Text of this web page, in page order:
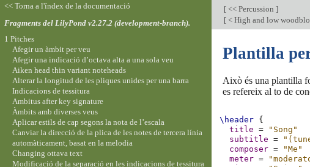
[ << Percussion ]
[ < High and low
Plantilla
Això és una plantilla
es refereix al to de
\header {
title
=
"Song"
subtitle
=
composer =
"Me"
meter =
<< Torna a l'índex de la documentació
Fragments del LilyPond v2.27.2 (development-branch).
1 Pitches
Afegir un àmbit per veu
Afegir una indicació d’octava alta a una sola veu
Aiken head thin variant noteheads
Alterar la longitud de les pliques unides per una barra
Indicacions de tessitura
Ambitus after key signature
Àmbits amb diverses veus
Aplicar estils de cap segons la nota de l’escala
Canviar la direcció de la plica de les notes de tercera línia
automàticament, basat en la melodia
Changing ottava text
Modificació de la separació en les indicacions de tessitura